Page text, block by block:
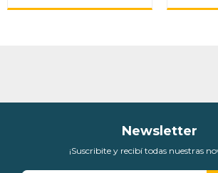
Newsletter
¡Suscribite y recibí todas nuestras